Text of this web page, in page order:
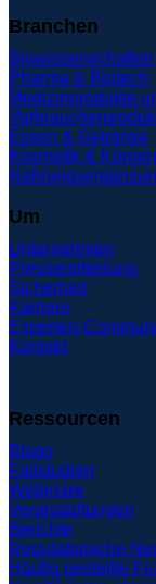
Branchen
Biowissenschaften
Pharma & Biotech
Medizinprodukte
Essen & Getränke
Kosmetik &
Um
Unternehmen
Pressemitteilung
Sicherheit
Karriere
Experten-
Kontakt
Ressourcen
Blogs
Fallstudien
Webinare
Veranstaltungen
Berichte
Regulatorische
Häufig gestellte